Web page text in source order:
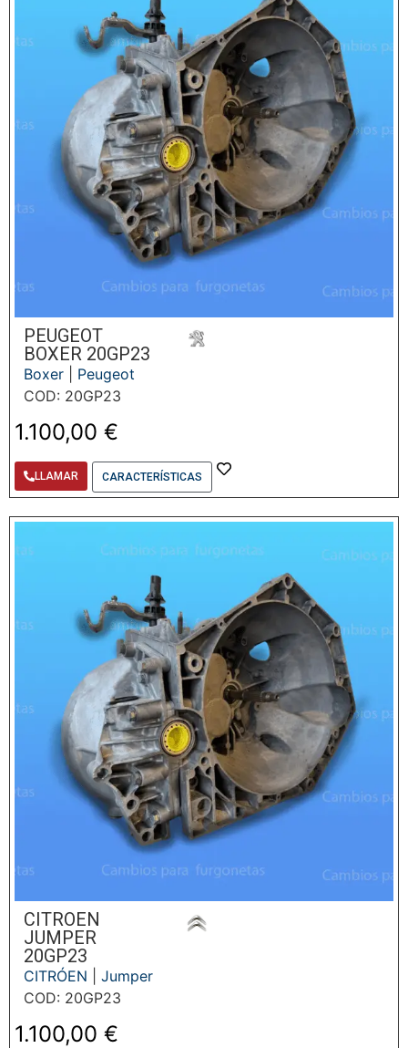
PEUGEOT
BOXER 20GP23
Boxer
Peugeot
COD: 20GP23
1.100,00 €
LLAMAR CARACTERÍSTICAS
CITROEN
JUMPER
20GP23
CITRÓEN
Jumper
COD: 20GP23
1.100,00 €